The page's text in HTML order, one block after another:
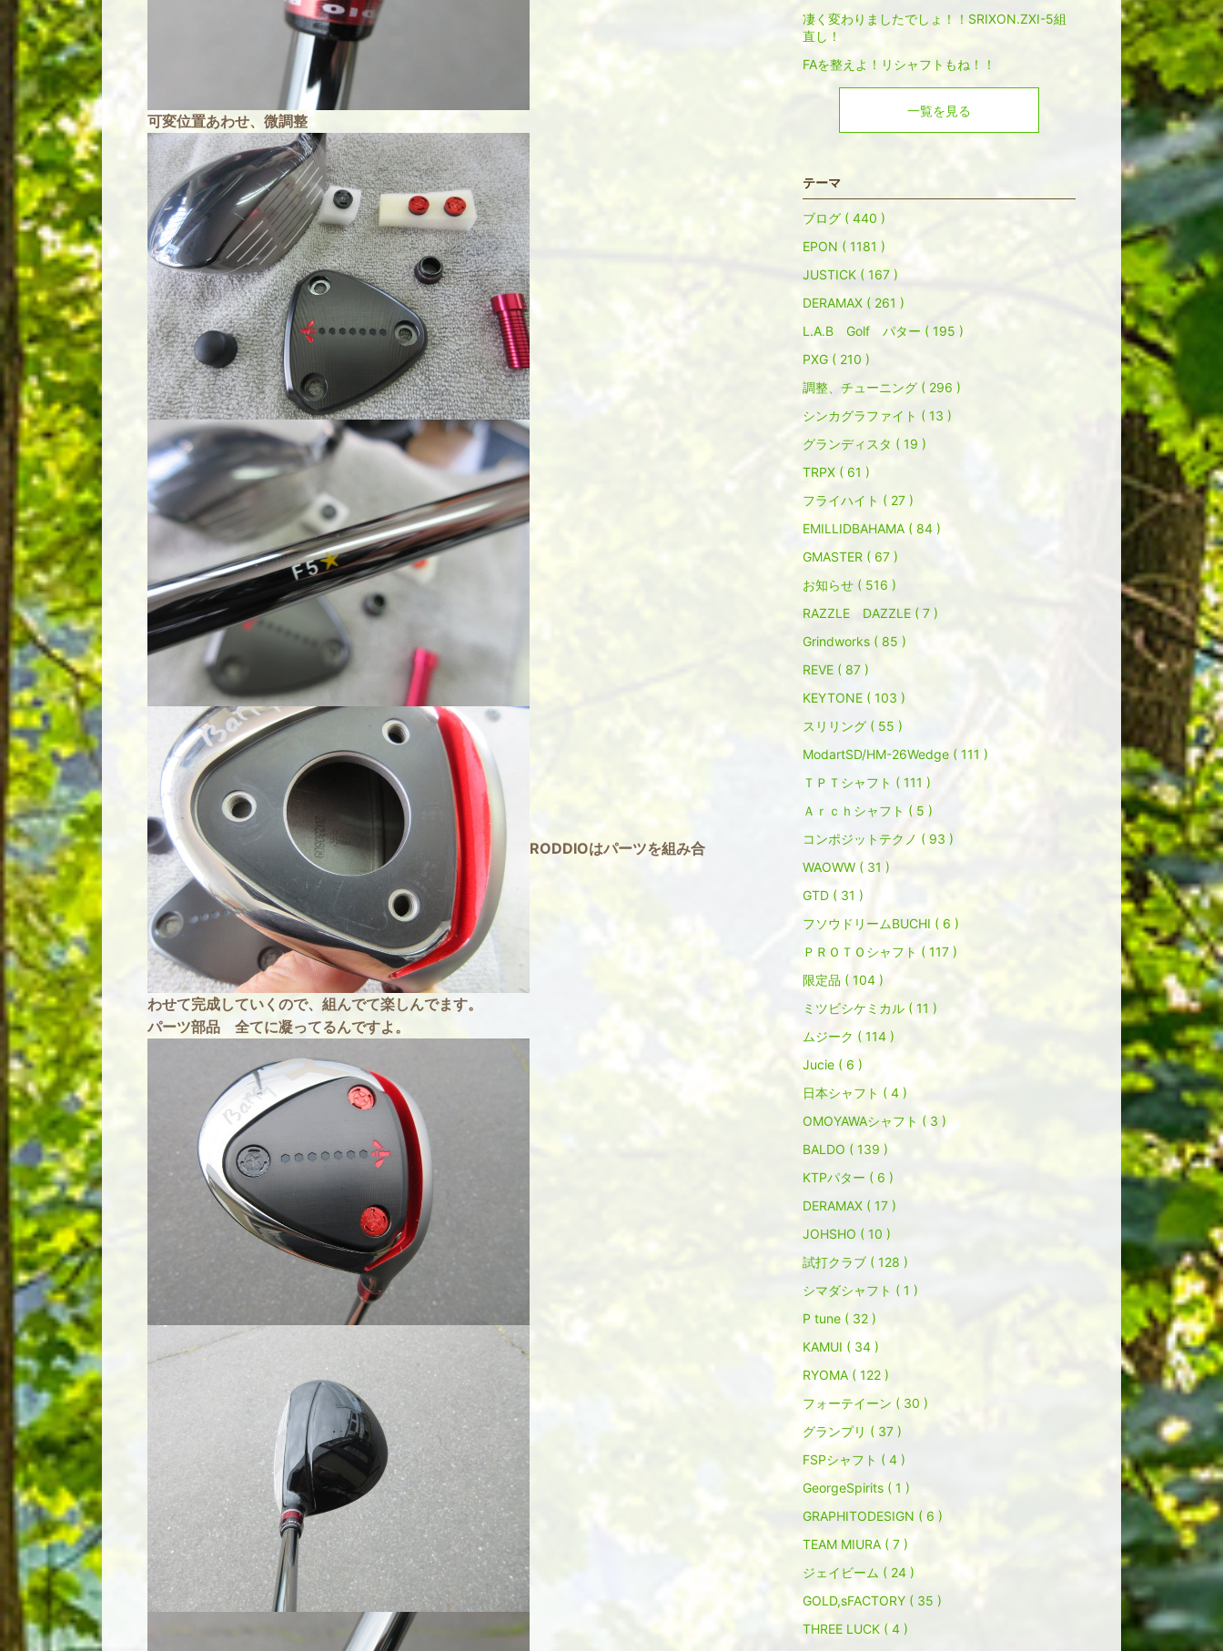
可変位置あわせ、微調整
RODDIOはパーツを組み合
わせて完成していくので、組んでて楽しんでます。
パーツ部品 全てに凝ってるんですよ。
凄く変わりましたでしょ！！SRIXON.ZXI-5組
直し！
FAを整えよ！リシャフトもね！！
一覧を見る
テーマ
ブログ ( 440 )
EPON ( 1181 )
JUSTICK ( 167 )
DERAMAX ( 261 )
L.A.B Golf パター ( 195 )
PXG ( 210 )
調整、チューニング ( 296 )
シンカグラファイト ( 13 )
グランディスタ ( 19 )
TRPX ( 61 )
フライハイト ( 27 )
EMILLIDBAHAMA ( 84 )
GMASTER ( 67 )
お知らせ ( 516 )
RAZZLE DAZZLE ( 7 )
Grindworks ( 85 )
REVE ( 87 )
KEYTONE ( 103 )
スリリング ( 55 )
ModartSD/HM-26Wedge ( 111 )
ＴＰＴシャフト ( 111 )
Ａｒｃｈシャフト ( 5 )
コンポジットテクノ ( 93 )
WAOWW ( 31 )
GTD ( 31 )
フソウドリームBUCHI ( 6 )
ＰＲＯＴＯシャフト ( 117 )
限定品 ( 104 )
ミツビシケミカル ( 11 )
ムジーク ( 114 )
Jucie ( 6 )
日本シャフト ( 4 )
OMOYAWAシャフト ( 3 )
BALDO ( 139 )
KTPパター ( 6 )
DERAMAX ( 17 )
JOHSHO ( 10 )
試打クラブ ( 128 )
シマダシャフト ( 1 )
P tune ( 32 )
KAMUI ( 34 )
RYOMA ( 122 )
フォーテイーン ( 30 )
グランプリ ( 37 )
FSPシャフト ( 4 )
GeorgeSpirits ( 1 )
GRAPHITODESIGN ( 6 )
TEAM MIURA ( 7 )
ジェイビーム ( 24 )
GOLD,sFACTORY ( 35 )
THREE LUCK ( 4 )